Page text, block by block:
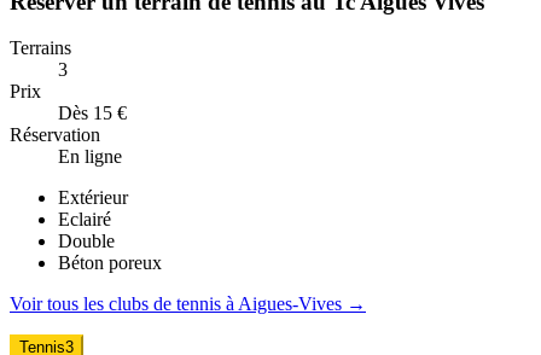
Terrains
3
Prix
Dès 15 €
Réservation
En ligne
Extérieur
Eclairé
Double
Béton poreux
Voir tous les clubs de tennis à Aigues-Vives →
Tennis3